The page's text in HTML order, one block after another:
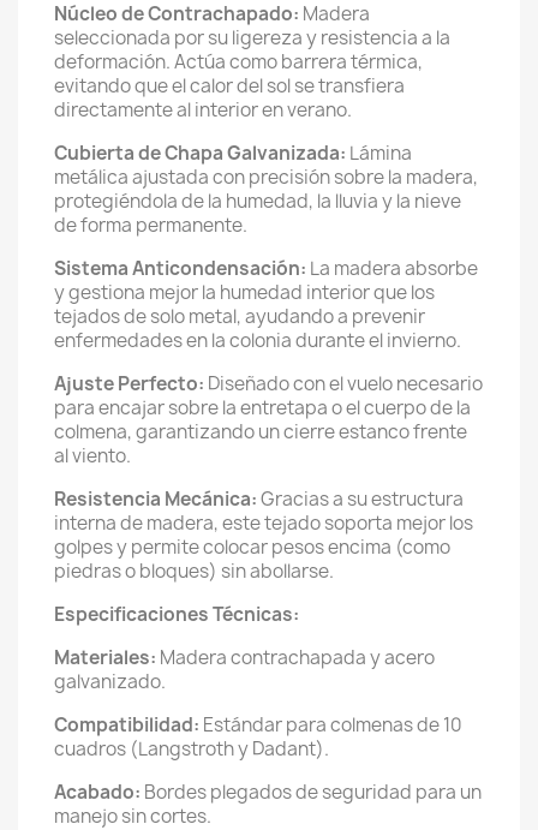
Núcleo de Contrachapado: Madera
seleccionada por su ligereza y resistencia a la
deformación. Actúa como barrera térmica,
evitando que el calor del sol se transfiera
directamente al interior en verano.
Cubierta de Chapa Galvanizada: Lámina
metálica ajustada con precisión sobre la madera,
protegiéndola de la humedad, la lluvia y la nieve
de forma permanente.
Sistema Anticondensación: La madera absorbe
y gestiona mejor la humedad interior que los
tejados de solo metal, ayudando a prevenir
enfermedades en la colonia durante el invierno.
Ajuste Perfecto: Diseñado con el vuelo necesario
para encajar sobre la entretapa o el cuerpo de la
colmena, garantizando un cierre estanco frente
al viento.
Resistencia Mecánica:Gracias a su estructura
interna de madera, este tejado soporta mejor los
golpes y permite colocar pesos encima (como
piedras o bloques) sin abollarse.
Especificaciones Técnicas:
Materiales: Madera contrachapada y acero
galvanizado.
Compatibilidad: Estándar para colmenas de 10
cuadros (Langstroth y Dadant).
Acabado: Bordes plegados de seguridad para un
manejo sin cortes.